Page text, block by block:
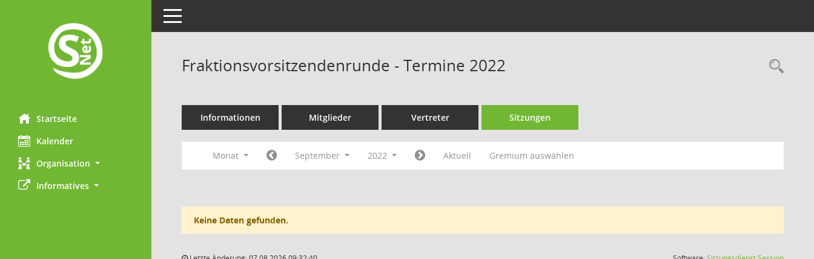
Startseite
Kalender
Organisation
Informatives
Toggle navigation
Fraktionsvorsitzendenrunde - Termine 2022
Informationen Mitglieder Vertreter Sitzungen
Monat September 2022 Aktuell Gremium auswählen
Keine Daten gefunden.